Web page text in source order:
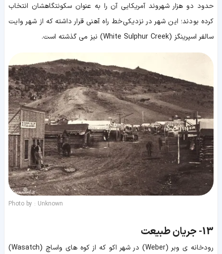
حدود دو هزار شهروند آمریکایی آن را به عنوان سکونتگاهشان انتخاب
کرده بودند؛ این شهر در نزدیکی خط راه آهنی قرار داشته که از شهر وایت
سالفر اسپرینگز (White Sulphur Creek) نیز می گذشته است.
Photo by : Unknown
13- جریان طبیعت
رودخانه ی وبر (Weber) در شهر اکو که از کوه های واساچ (Wasatch)